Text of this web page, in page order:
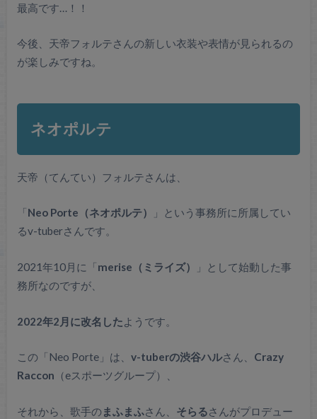
最高です…！！
今後、天帝フォルテさんの新しい衣装や表情が見られるの
が楽しみですね。
ネオポルテ
天帝（てんてい）フォルテさんは、
「Neo Porte（ネオポルテ）
」という事務所に所属してい
るv-tuberさんです。
2021年10月に「merise（ミライズ）
」として始動した事
務所なのですが、
2022年2月に改名した ようです。
この「Neo Porte」は、 v-tuberの渋谷ハルさん、 Crazy
Raccon （eスポーツグループ）、
それから、歌手のまふまふさん、 そらるさんがプロデュー